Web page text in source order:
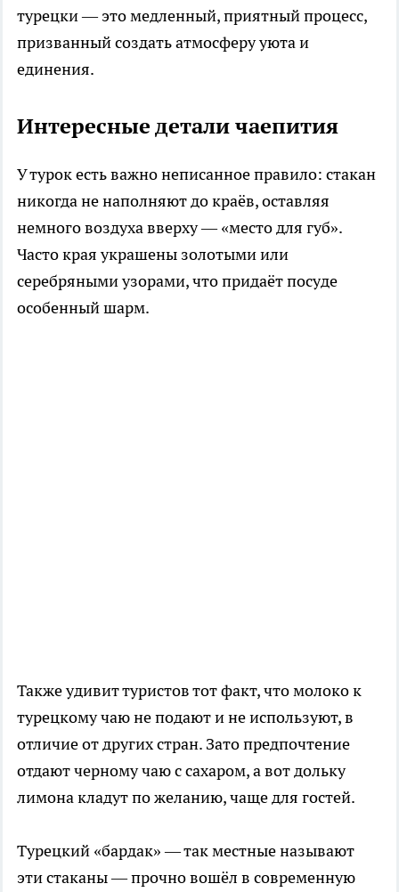
турецки — это медленный, приятный процесс,
призванный создать атмосферу уюта и
единения.
Интересные детали чаепития
У турок есть важно неписанное правило: стакан
никогда не наполняют до краёв, оставляя
немного воздуха вверху — «место для губ».
Часто края украшены золотыми или
серебряными узорами, что придаёт посуде
особенный шарм.
Также удивит туристов тот факт, что молоко к
турецкому чаю не подают и не используют, в
отличие от других стран. Зато предпочтение
отдают черному чаю с сахаром, а вот дольку
лимона кладут по желанию, чаще для гостей.
Турецкий «бардак» — так местные называют
эти стаканы — прочно вошёл в современную